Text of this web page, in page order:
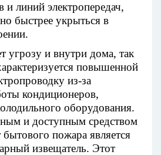
линий электропередач,
быстрее укрыться в
угрозу и внутри дома, так
повышенной
из-за
кондиционеров,
оборудования.
и доступным средством
пожара является
извещатель. Этот